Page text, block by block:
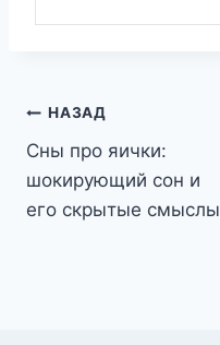
Навигация
по
записям
НАЗАД
Сны про яички:
шокирующий сон и
его скрытые смыслы